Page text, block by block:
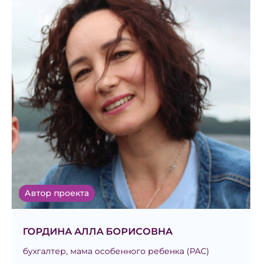
Автор проекта
ГОРДИНА АЛЛА БОРИСОВНА
бухгалтер, мама особенного ребенка (РАС)